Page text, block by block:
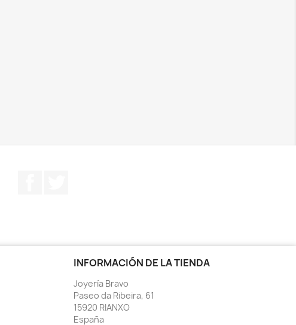
INFORMACIÓN DE LA TIENDA
Joyería Bravo
Paseo da Ribeira, 61
15920 RIANXO
España